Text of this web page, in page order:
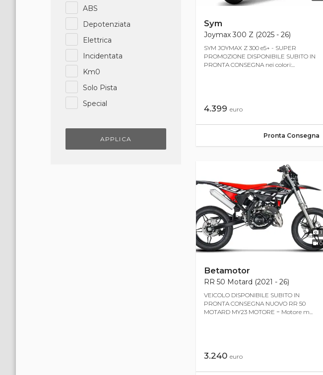
ABS
Depotenziata
Elettrica
Incidentata
Km0
Solo Pista
Special
APPLICA
Sym
Joymax 300 Z (2025 - 26)
SYM JOYMAX Z 300 e5+ - SUPER
PROMOZIONE DISPONIBILE SUBITO IN
PRONTA CONSEGNA nei colori:...
4.399 euro
Pronta Consegna
1
0
Betamotor
RR 50 Motard (2021 - 26)
VEICOLO DISPONIBILE SUBITO IN
PRONTA CONSEGNA NUOVO RR 50
MOTARD MY23 MOTORE − Motore m...
3.240 euro